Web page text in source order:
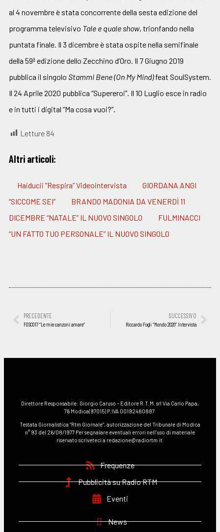
al 4 novembre è stata concorrente della sesta edizione del
programma televisivo Tale e quale show, trionfando nella
puntata finale. Il 3 dicembre è stata ospite nella semifinale
della 59ª edizione dello Zecchino d’Oro. Il 7 Giugno 2019
pubblica il singolo Stammi Bene (On My Mind)feat SoulSystem.
Il 24 Aprile 2020 pubblica “Supereroi”. Il 10 Luglio esce in radio
e in tutti i digital “Ma cosa vuoi?”.
Letture 84
Altri articoli:
Haiducii “Respira” Videointervista
GIORDANA ANGI
“SICCOME SEI”
BRANDO MADONIA DA VENERDÌ 11
DICEMBRE “NATALE” IL NUOVO SINGOLO
FULMINACCI
“UN FATTO TUO PERSONALE” IL NUOVO SINGOLO
PRECEDENTE
FOSCO17 “Le mie canzoni amare”
SUCCESSIVO
Riccardo Fogli “Mondo 2020” Intervista
Direttore Responsabile: Giorgio Caruso – Editore R.T.M. srl Via Carlo Papa,
76 Modica(97015) P.IVA 00192480887
Testata Giornalistica “Rtm Giornale”, autorizzazione del Tribunale di Modica
n° 93 del 26/08/1977 Per segnalare eventuali errori nell’uso di materiale
riservato scriveteci a redazione@radiortm.it
Frequenze
Pubblicità su Radio RTM
Eventi
News